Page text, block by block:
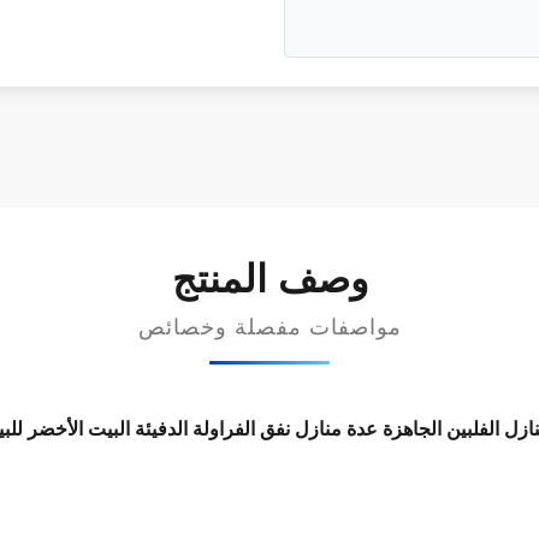
وصف المنتج
مواصفات مفصلة وخصائص
الفلبين الجاهزة عدة منازل نفق الفراولة الدفيئة البيت الأخضر